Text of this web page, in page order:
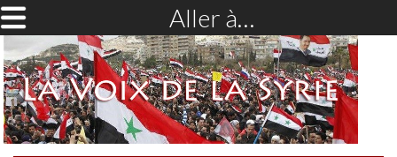
Aller à…